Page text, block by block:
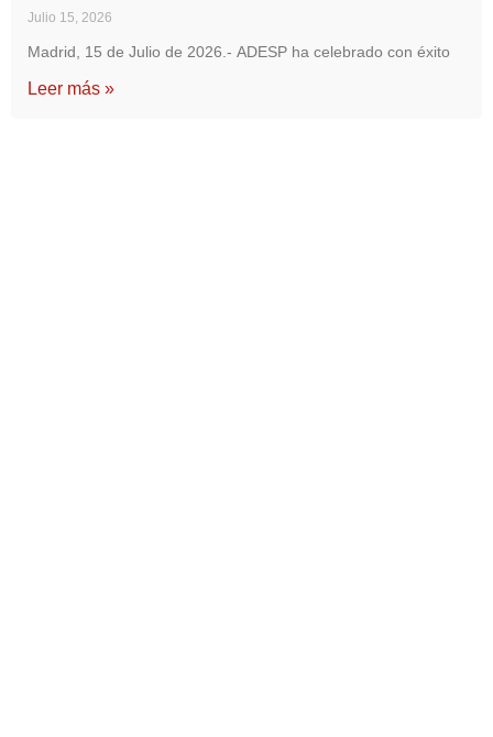
Julio 15, 2026
Madrid, 15 de Julio de 2026.- ADESP ha celebrado con éxito
Leer más »